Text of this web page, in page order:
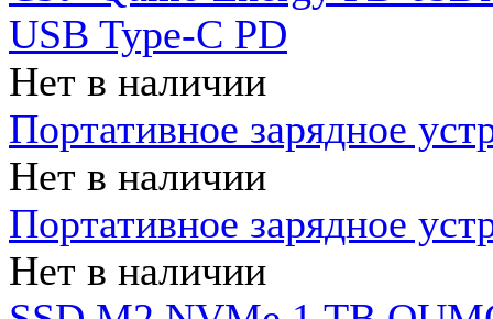
USB Type-C PD
Нет в наличии
Портативное зарядное
Нет в наличии
Портативное зарядное
Нет в наличии